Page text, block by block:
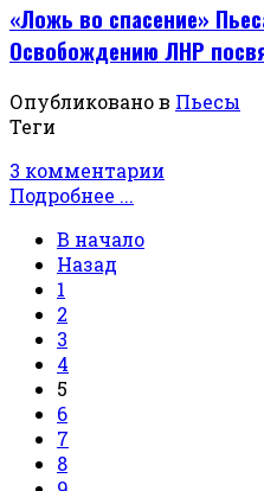
«Ложь во спасение»
Освобождению ЛНР
Опубликовано в Пьесы
Теги
3 комментарии
Подробнее ...
В начало
Назад
1
2
3
4
5
6
7
8